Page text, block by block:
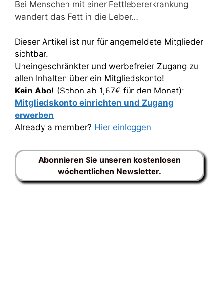
Bei Menschen mit einer Fettlebererkrankung
wandert das Fett in die Leber…
Dieser Artikel ist nur für angemeldete Mitglieder
sichtbar.
Uneingeschränkter und werbefreier Zugang zu
allen Inhalten über ein Mitgliedskonto!
Kein Abo! (Schon ab 1,67€ für den Monat):
Mitgliedskonto einrichten und Zugang
erwerben
Already a member? Hier einloggen
Abonnieren Sie unseren kostenlosen
wöchentlichen Newsletter.